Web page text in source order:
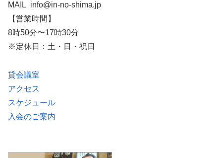
MAIL info@in-no-shima.jp
【営業時間】
8時50分〜17時30分
※定休日：土・日・祝日
貸会議室
アクセス
スケジュール
入会のご案内